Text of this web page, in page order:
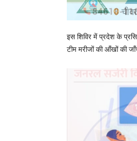
इस शिविर में प्रदेश के
टीम मरीजों की आँखों की